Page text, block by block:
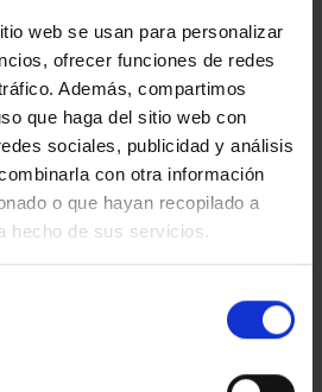
web se usan para personalizar
ofrecer funciones de redes
Además, compartimos
que haga del sitio web con
sociales, publicidad y análisis
con otra información
o que hayan recopilado a
hecho de sus servicios.